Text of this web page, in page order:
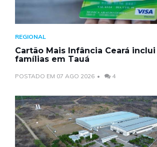
REGIONAL
Cartão Mais Infância Ceará inclui
famílias em Tauá
POSTADO EM 07 AGO 2026 4